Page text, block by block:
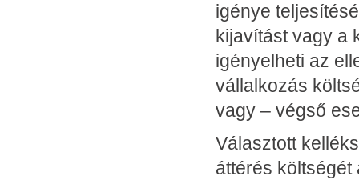
igénye
kijavítást vagy a
igényelheti az
vállalkozás
vagy – végső
Választott
áttérés